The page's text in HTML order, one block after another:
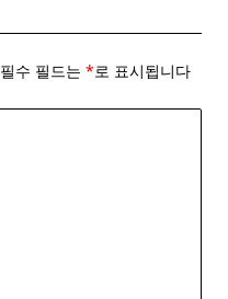
필수 필드는 *로 표시됩니다